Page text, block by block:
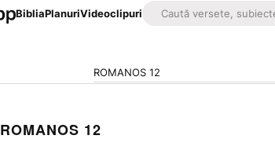
BibliaPlanuriVideoclipuri
ROMANOS 12
ROMANOS 12